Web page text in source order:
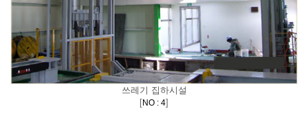
쓰레기 집하시설
[NO : 4]